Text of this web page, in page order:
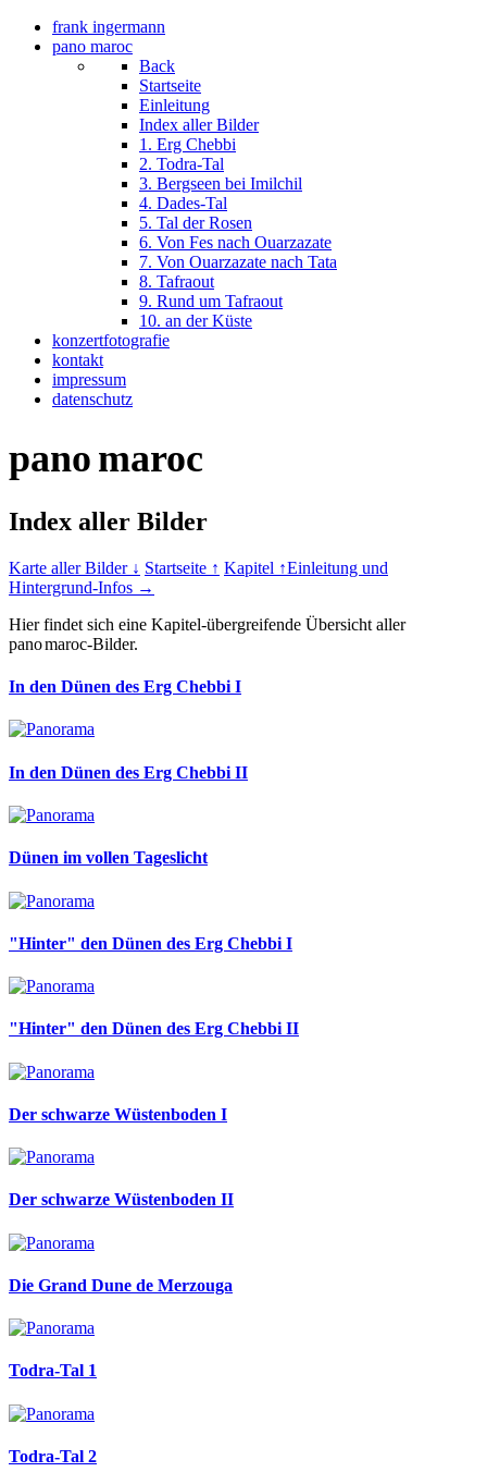
frank ingermann
pano maroc
Back
Startseite
Einleitung
Index aller Bilder
1. Erg Chebbi
2. Todra-Tal
3. Bergseen bei Imilchil
4. Dades-Tal
5. Tal der Rosen
6. Von Fes nach Ouarzazate
7. Von Ouarzazate nach Tata
8. Tafraout
9. Rund um Tafraout
10. an der Küste
konzertfotografie
kontakt
impressum
datenschutz
pano maroc
Index aller Bilder
Karte aller Bilder ↓ Startseite ↑ Kapitel ↑Einleitung und
Hintergrund-Infos →
Hier findet sich eine Kapitel-übergreifende Übersicht aller
panomaroc-Bilder.
In den Dünen des Erg Chebbi I
In den Dünen des Erg Chebbi II
Dünen im vollen Tageslicht
"Hinter" den Dünen des Erg Chebbi I
"Hinter" den Dünen des Erg Chebbi II
Der schwarze Wüstenboden I
Der schwarze Wüstenboden II
Die Grand Dune de Merzouga
Todra-Tal 1
Todra-Tal 2